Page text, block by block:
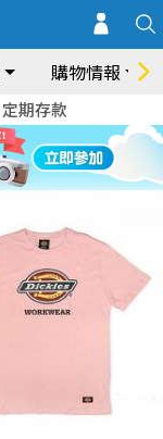
購物情報
定期存款